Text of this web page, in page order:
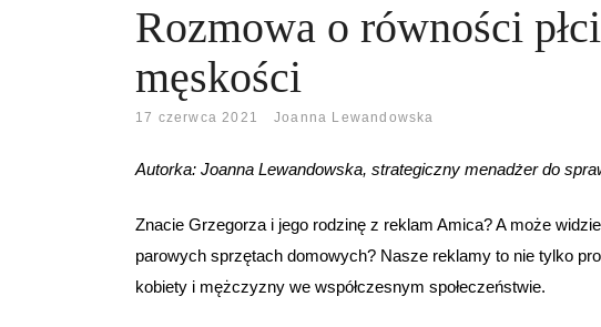
Rozmowa o równości
męskości
17 czerwca 2021 Joanna Lewandowska
Autorka: Joanna Lewandowska, strategiczny menadżer do
Znacie Grzegorza i jego rodzinę z reklam Amica? A może
parowych sprzętach domowych? Nasze reklamy to nie tylko
kobiety i mężczyzny we współczesnym społeczeństwie.